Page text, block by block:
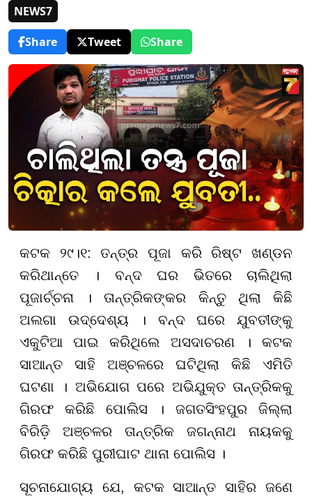
NEWS7
Share
Tweet Share
କଟକ ୨୯।୧: ତନ୍ତ୍ର ପୂଜା କରି ରିଷ୍ଟ ଖଣ୍ଡନ
କରିଥାନ୍ତେ । ବନ୍ଦ ଘର ଭିତରେ ଚାଲିଥିଲା
ପୂଜାର୍ଚ୍ଚନା । ତାନ୍ତ୍ରିକଙ୍କର କିନ୍ତୁ ଥିଲା କିଛି
ଅଲଗା ଉଦ୍ଦେଶ୍ୟ । ବନ୍ଦ ଘରେ ଯୁବତୀଙ୍କୁ
ଏକୁଟିଆ ପାଇ କରିଥିଲେ ଅସଦାଚରଣ । କଟକ
ସାଆନ୍ତ ସାହି ଅଞ୍ଚଳରେ ଘଟିଥିଲା କିଛି ଏମିତି
ଘଟଣା । ଅଭିଯୋଗ ପରେ ଅଭିଯୁକ୍ତ ତାନ୍ତ୍ରିକକୁ
ଗିରଫ କରିଛି ପୋଲିସ । ଜଗତସିଂହପୁର ଜିଲ୍ଲା
ବିରିଡ଼ି ଅଞ୍ଚଳର ତାନ୍ତ୍ରିକ ଜଗନ୍ନାଥ ନାୟକକୁ
ଗିରଫ କରିଛି ପୁରୀଘାଟ ଥାନା ପୋଲିସ ।
ସୂଚନାଯୋଗ୍ୟ ଯେ, କଟକ ସାଆନ୍ତ ସାହିର ଜଣେ